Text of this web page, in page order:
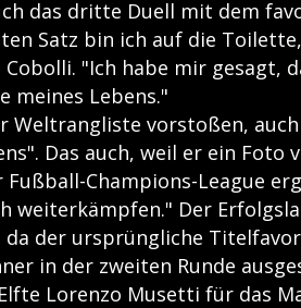
das dritte Duell mit dem
Satz bin ich auf die
"Ich habe mir gesagt,
meines Lebens."
Weltrangliste vorstoßen,
Das auch, weil er ein Foto
Fußball-Champions-League
weiterkämpfen." Der
der ursprüngliche
in der zweiten Runde
Lorenzo Musetti für das